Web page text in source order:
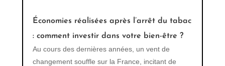
Économies réalisées après l’arrêt du tabac
: comment investir dans votre bien-être ?
Au cours des dernières années, un vent de
changement souffle sur la France, incitant de